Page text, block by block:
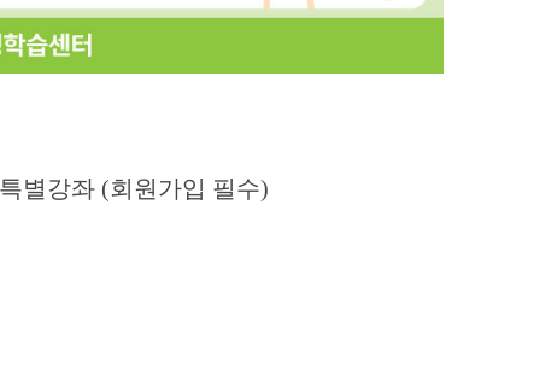
별강좌 (회원가입 필수)